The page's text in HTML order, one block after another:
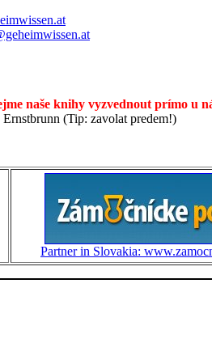
naše knihy vyzvednout prímo u
(Tip: zavolat predem!)
Partner in Slovakia: